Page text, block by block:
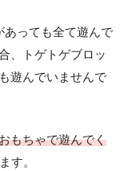
あっても全て遊んで
、トゲトゲブロッ
遊んでいませんで
もちゃで遊んでく
す。